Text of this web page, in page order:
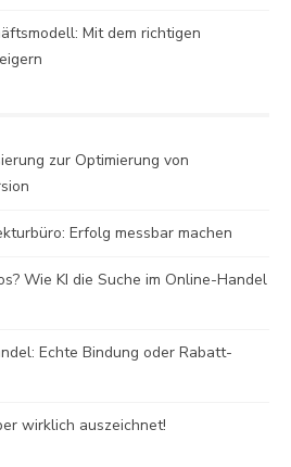
Mit dem richtigen
zur Optimierung von
Erfolg messbar machen
Wie KI die Suche im Online-Handel
Echte Bindung oder Rabatt-
wirklich auszeichnet!